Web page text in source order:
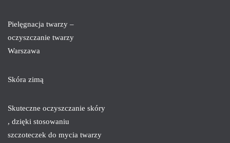
Pielęgnacja twarzy –
oczyszczanie twarzy
Warszawa
Skóra zimą
Skuteczne oczyszczanie skóry
, dzięki stosowaniu
szczoteczek do mycia twarzy